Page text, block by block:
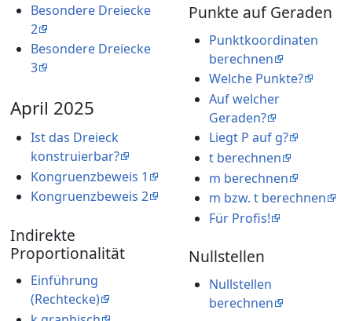
Besondere Dreiecke
2
Besondere Dreiecke
3
April 2025
Ist das Dreieck
konstruierbar?
Kongruenzbeweis 1
Kongruenzbeweis 2
Indirekte
Proportionalität
Einführung
(Rechtecke)
Punkte auf Geraden
Punktkoordinaten
berechnen
Welche Punkte?
Auf welcher
Geraden?
Liegt P auf g?
t berechnen
m berechnen
m bzw. t berechnen
Für Profis!
Nullstellen
Nullstellen
berechnen